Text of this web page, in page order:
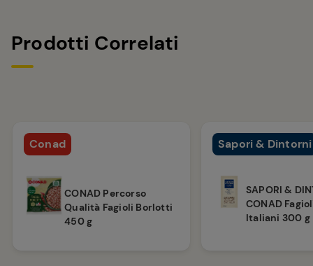
Prodotti Correlati
Conad
CONAD Percorso
Qualità Fagioli Borlotti
450 g
Sapori & Dintorni
SAPORI &
CONAD
Italiani 300 g